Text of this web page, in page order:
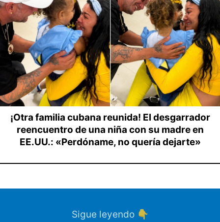
¡Otra familia cubana reunida! El desgarrador
reencuentro de una niña con su madre en
EE.UU.: «Perdóname, no quería dejarte»
Sigue leyendo 👇